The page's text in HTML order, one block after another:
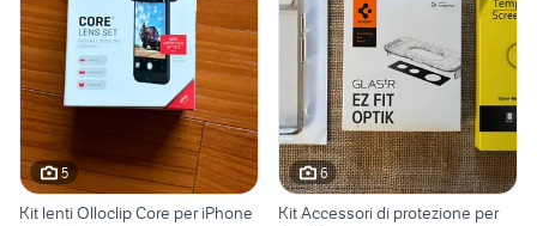
5
Kit lenti Olloclip Core per iPhone
6
Kit Accessori di protezione per